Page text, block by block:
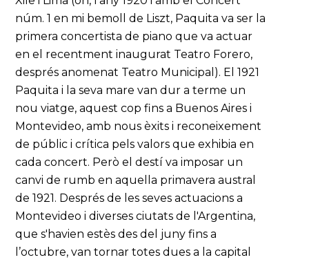
núm. 1 en mi bemoll de Liszt, Paquita va ser la
primera concertista de piano que va actuar
en el recentment inaugurat Teatro Forero,
després anomenat Teatro Municipal). El 1921
Paquita i la seva mare van dur a terme un
nou viatge, aquest cop fins a Buenos Aires i
Montevideo, amb nous èxits i reconeixement
de públic i crítica pels valors que exhibia en
cada concert. Però el destí va imposar un
canvi de rumb en aquella primavera austral
de 1921. Després de les seves actuacions a
Montevideo i diverses ciutats de l'Argentina,
que s'havien estès des del juny fins a
l’octubre, van tornar totes dues a la capital